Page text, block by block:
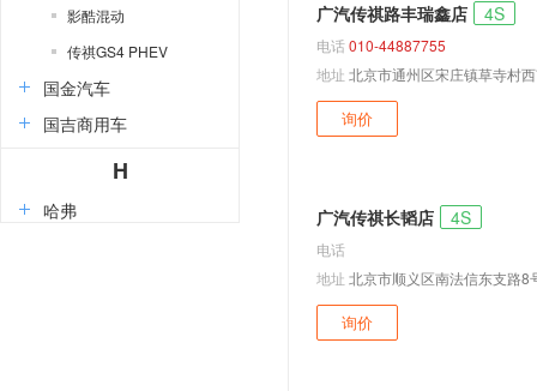
影酷混动
传祺GS4 PHEV
国金汽车
国吉商用车
H
哈弗
广汽传祺路丰瑞鑫店 4S
电话010-44887755
地址 北京市通州区宋庄镇草寺村
询价
广汽传祺长韬店 4S
电话
地址 北京市顺义区南法信东支路8
询价